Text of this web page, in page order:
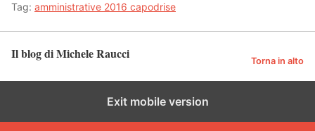
Tag: amministrative 2016 capodrise
Il blog di Michele Raucci Torna in alto
Exit mobile version